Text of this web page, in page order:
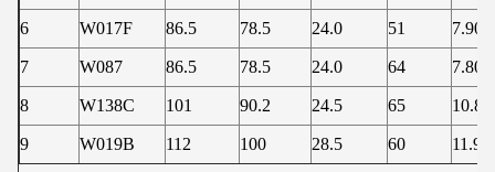
6 W017F 86.5 78.5 24.0 51 7.90
7 W087 86.5 78.5 24.0 64 7.80
8 W138C 101 90.2 24.5 65 10.8
9 W019B 112 100 28.5 60 11.90